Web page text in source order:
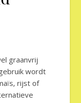
graanvrij
wordt
rijst of